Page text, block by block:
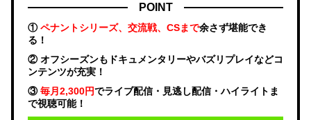
POINT
①ペナントシリーズ、交流戦、CSまで余さず堪能でき
る！
② オフシーズンもドキュメンタリーやバズリプレイなどコ
ンテンツが充実！
③毎月2,300円でライブ配信・見逃し配信・ハイライトま
で視聴可能！